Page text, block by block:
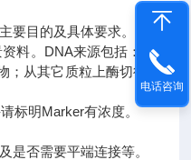
要目的及具体要求。
料。DNA来源包括：PC
；从其它质粒上酶切得到
标明Marker有浓度。
是否需要平端连接等。
电话咨询